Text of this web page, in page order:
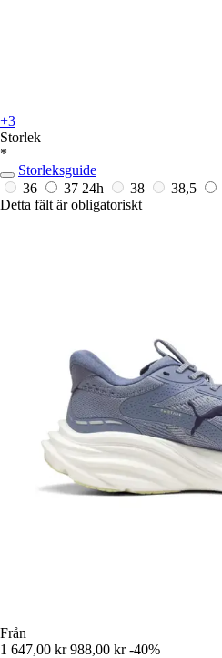
+3
Storlek
*
Storleksguide
36
37 24h 38 38,5
Detta fält är obligatoriskt
Från
1 647,00 kr 988,00 kr -40%